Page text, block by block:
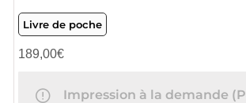
Livre de poche
189,00€
Impression à la demande (POD)